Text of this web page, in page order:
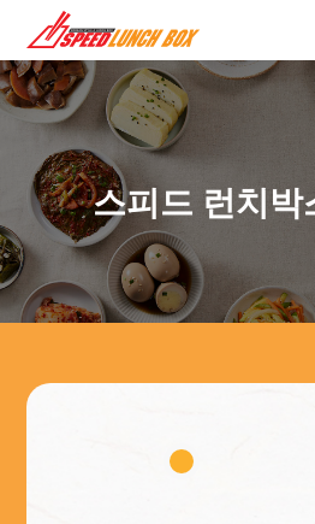
스피드 런치박